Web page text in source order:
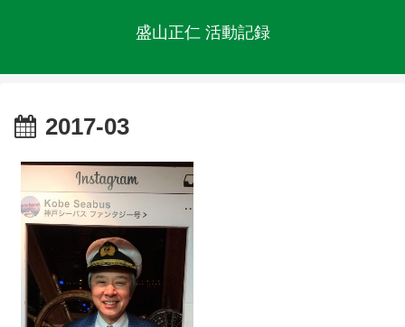
盛山正仁 活動記録
2017-03